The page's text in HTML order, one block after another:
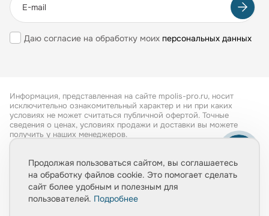
Даю согласие на обработку моих персональных данных
Информация, представленная на сайте mpolis-pro.ru, носит
исключительно ознакомительный характер и ни при каких
условиях не может считаться публичной офертой. Точные
сведения о ценах, условиях продажи и доставки вы можете
получить у наших менеджеров.
Обработка персональных данных
Политика конфиденциальности
Продолжая пользоваться сайтом, вы соглашаетесь
на обработку файлов cookie. Это помогает сделать
сайт более удобным и полезным для
пользователей. Подробнее